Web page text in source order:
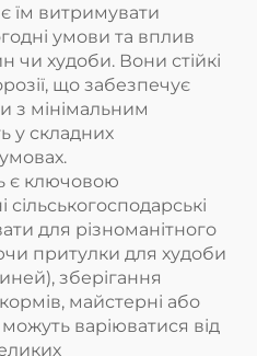
їм витримувати
умови та вплив
чи худоби. Вони стійкі
що забезпечує
з мінімальним
у складних
є ключовою
для різноманітного
притулки для худоби
зберігання
майстерні або
варіюватися від